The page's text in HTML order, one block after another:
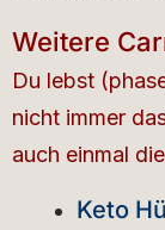
Weitere
Du lebst
nicht immer
auch einmal
Keto